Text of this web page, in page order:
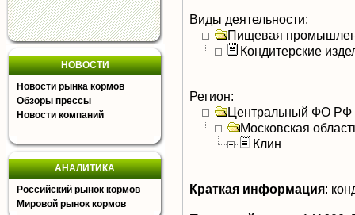
НОВОСТИ
Новости рынка кормов
Обзоры прессы
Новости компаний
АНАЛИТИКА
Российский рынок кормов
Мировой рынок кормов
Виды деятельности:
Пищевая
Кондитерские
Регион:
Центральный ФО РФ
Московская
Клин
Краткая информация: